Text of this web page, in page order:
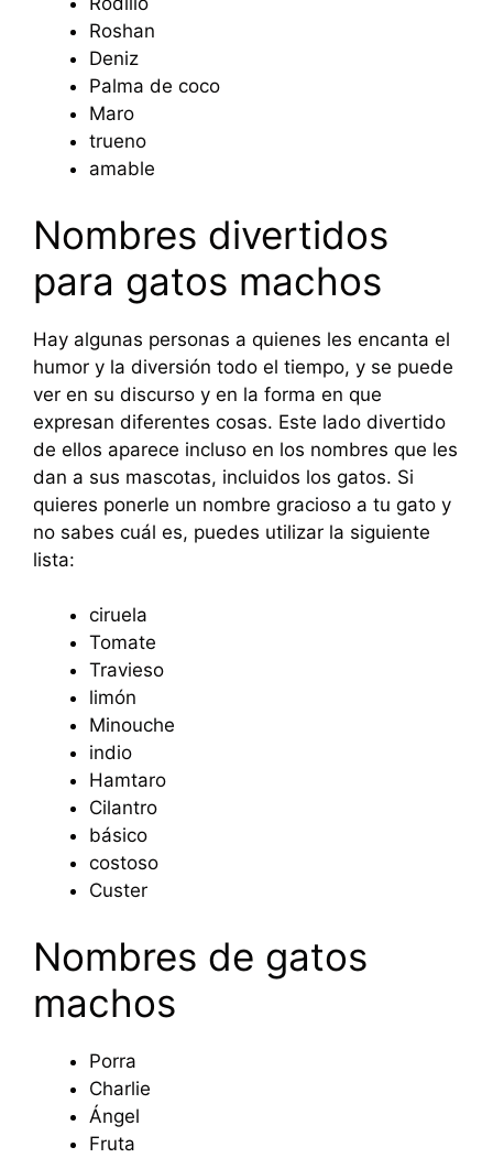
Roshan
Deniz
Palma de coco
Maro
trueno
amable
Nombres divertidos
para gatos machos
Hay algunas personas a quienes les encanta el
humor y la diversión todo el tiempo, y se puede
ver en su discurso y en la forma en que
expresan diferentes cosas. Este lado divertido
de ellos aparece incluso en los nombres que les
dan a sus mascotas, incluidos los gatos. Si
quieres ponerle un nombre gracioso a tu gato y
no sabes cuál es, puedes utilizar la siguiente
lista:
ciruela
Tomate
Travieso
limón
Minouche
indio
Hamtaro
Cilantro
básico
costoso
Custer
Nombres de gatos
machos
Porra
Charlie
Ángel
Fruta